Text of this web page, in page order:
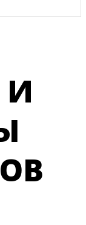
И